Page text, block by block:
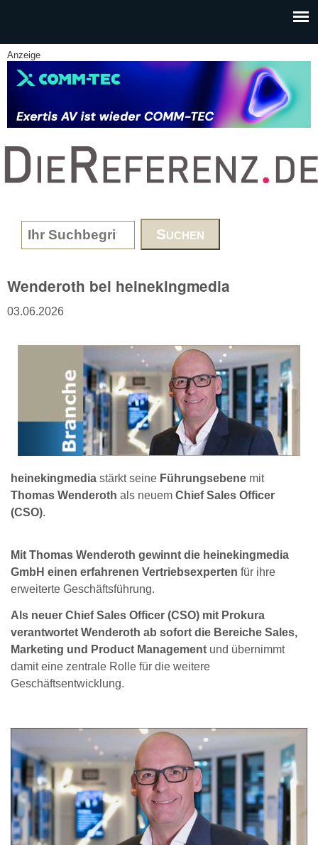
Anzeige
www.DieReferenz.de
Search form
Wenderoth bei heinekingmedia
03.06.2026
heinekingmedia stärkt seine Führungsebene mit
Thomas Wenderoth als neuem Chief Sales Officer
(CSO).
Mit Thomas Wenderoth gewinnt die heinekingmedia
GmbH einen erfahrenen Vertriebsexperten für ihre
erweiterte Geschäftsführung.
Als neuer Chief Sales Officer (CSO) mit Prokura
verantwortet Wenderoth ab sofort die Bereiche Sales,
Marketing und Product Management und übernimmt
damit eine zentrale Rolle für die weitere
Geschäftsentwicklung.